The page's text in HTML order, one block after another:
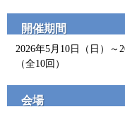
開催期間
2026年5月10日（日）～
（全10回）
会場